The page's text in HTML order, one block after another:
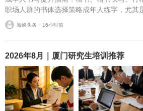
职场人群的书体选择策略成年人练字，尤其
常常面临一个具体问题：字丑想改善，到底
书快写，或者干脆练行...
海峡头条 ⋅ 16小时前
2026年8月｜厦门研究生培训推荐